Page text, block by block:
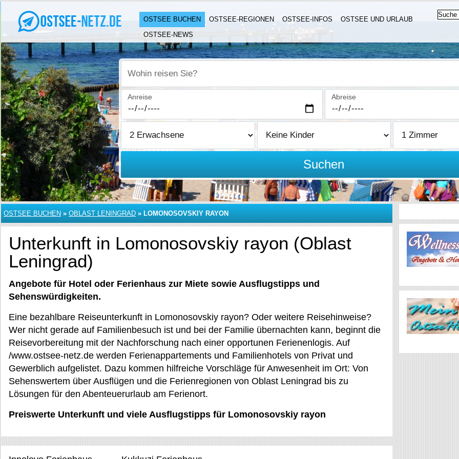
OSTSEE BUCHEN OSTSEE-REGIONEN OSTSEE-INFOS
OSTSEE UND URLAUB
OSTSEE-NEWS
Wohin reisen Sie?
Anreise Abreise
Suchen
OSTSEE BUCHEN » OBLAST LENINGRAD » LOMONOSOVSKIY RAYON
Unterkunft in Lomonosovskiy rayon (Oblast
Leningrad)
Angebote für Hotel oder Ferienhaus zur Miete sowie Ausflugstipps und
Sehenswürdigkeiten.
Eine bezahlbare Reiseunterkunft in Lomonosovskiy rayon? Oder weitere Reisehinweise?
Wer nicht gerade auf Familienbesuch ist und bei der Familie übernachten kann, beginnt die
Reisevorbereitung mit der Nachforschung nach einer opportunen Ferienenlogis. Auf
/www.ostsee-netz.de werden Ferienappartements und Familienhotels von Privat und
Gewerblich aufgelistet. Dazu kommen hilfreiche Vorschläge für Anwesenheit im Ort: Von
Sehenswertem über Ausflügen und die Ferienregionen von Oblast Leningrad bis zu
Lösungen für den Abenteuerurlaub am Ferienort.
Preiswerte Unterkunft und viele Ausflugstipps für Lomonosovskiy rayon